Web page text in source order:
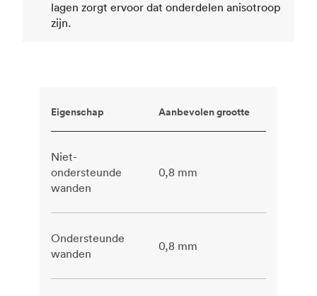
lagen zorgt ervoor dat onderdelen anisotroop
zijn.
Eigenschap Aanbevolen grootte
Niet-
ondersteunde
wanden
0,8 mm
Ondersteunde
wanden
0,8 mm